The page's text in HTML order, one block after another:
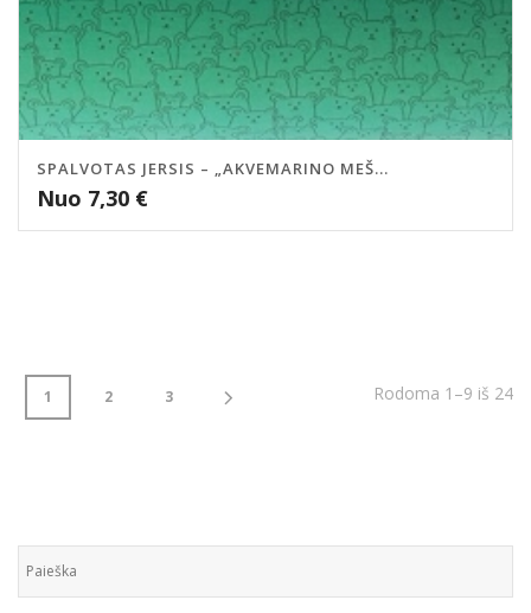
SPALVOTAS JERSIS – „AKVEMARINO MEŠ...
Nuo 7,30 €
1 2 3 Rodoma 1–9 iš 24